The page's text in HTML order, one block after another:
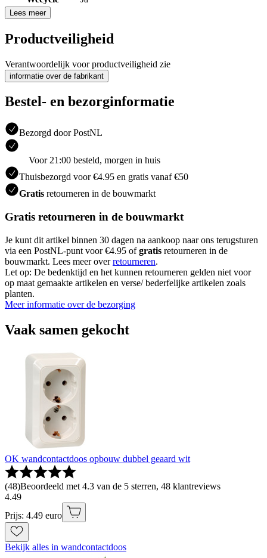
Lees meer
Productveiligheid
Verantwoordelijk voor productveiligheid zie
informatie over de fabrikant
Bestel- en bezorginformatie
Bezorgd door PostNL
Voor 21:00 besteld, morgen in huis
Thuisbezorgd voor €4.95 en gratis vanaf €50
Gratis retourneren in de bouwmarkt
Gratis retourneren in de bouwmarkt
Je kunt dit artikel binnen 30 dagen na aankoop naar ons terugsturen
via een PostNL-punt voor €4.95 ofgratis retourneren in de
bouwmarkt. Lees meer overretourneren.
Let op: De bedenktijd en het kunnen retourneren gelden niet voor
op maat gemaakte artikelen en verse/ bederfelijke artikelen zoals
planten.
Meer informatie over de bezorging
Vaak samen gekocht
OK wandcontactdoos opbouw dubbel geaard wit
(48)Beoordeeld met 4.3 van de 5 sterren, 48 klantreviews
4.49
Prijs: 4.49 euro
Bekijk alles in wandcontactdoos